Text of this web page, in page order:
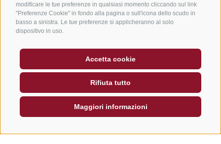
modificare le tue preferenze in qualsiasi momento cliccando sul link
"Preferenze Cookie" in fondo alla pagina o sull'icona dello scudo in
basso a sinistra. Le tue preferenze si applicheranno al solo
dispositivo in uso.
Accetta cookie
Rifiuta tutto
Maggiori informazioni
Non hai mai provato niente del genere! Esplora il
paesaggio naturale unico delle Dolomiti, patrimonio
accompagna attraverso single trails, su passaggi di